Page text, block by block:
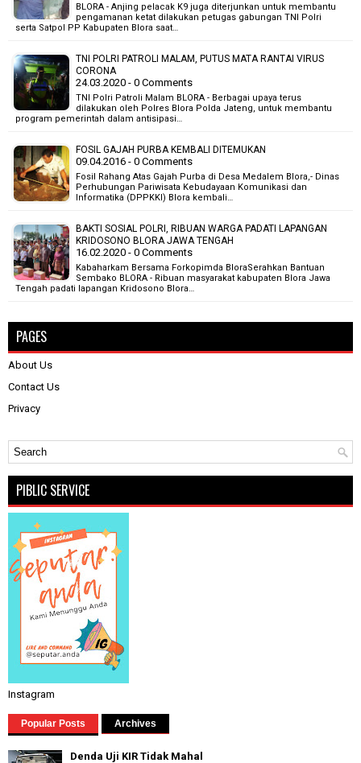
BLORA - Anjing pelacak K9 juga diterjunkan untuk membantu
pengamanan ketat dilakukan petugas gabungan TNI Polri
serta Satpol PP Kabupaten Blora saat…
TNI POLRI PATROLI MALAM, PUTUS MATA RANTAI VIRUS
CORONA
24.03.2020 - 0 Comments
TNI Polri Patroli Malam BLORA - Berbagai upaya terus
dilakukan oleh Polres Blora Polda Jateng, untuk membantu
program pemerintah dalam antisipasi…
FOSIL GAJAH PURBA KEMBALI DITEMUKAN
09.04.2016 - 0 Comments
Fosil Rahang Atas Gajah Purba di Desa Medalem Blora,- Dinas
Perhubungan Pariwisata Kebudayaan Komunikasi dan
Informatika (DPPKKI) Blora kembali…
BAKTI SOSIAL POLRI, RIBUAN WARGA PADATI LAPANGAN
KRIDOSONO BLORA JAWA TENGAH
16.02.2020 - 0 Comments
Kabaharkam Bersama Forkopimda BloraSerahkan Bantuan
Sembako BLORA - Ribuan masyarakat kabupaten Blora Jawa
Tengah padati lapangan Kridosono Blora…
PAGES
About Us
Contact Us
Privacy
PIBLIC SERVICE
Instagram
Popular Posts Archives
Denda Uji KIR Tidak Mahal